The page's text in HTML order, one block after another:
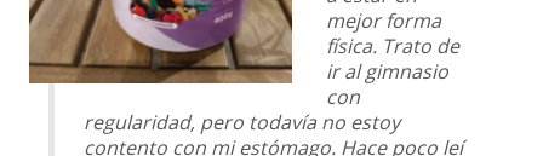
mejor forma
física. Trato de
ir al gimnasio
con
regularidad, pero todavía no estoy
contento con mi estómago. Hace poco leí